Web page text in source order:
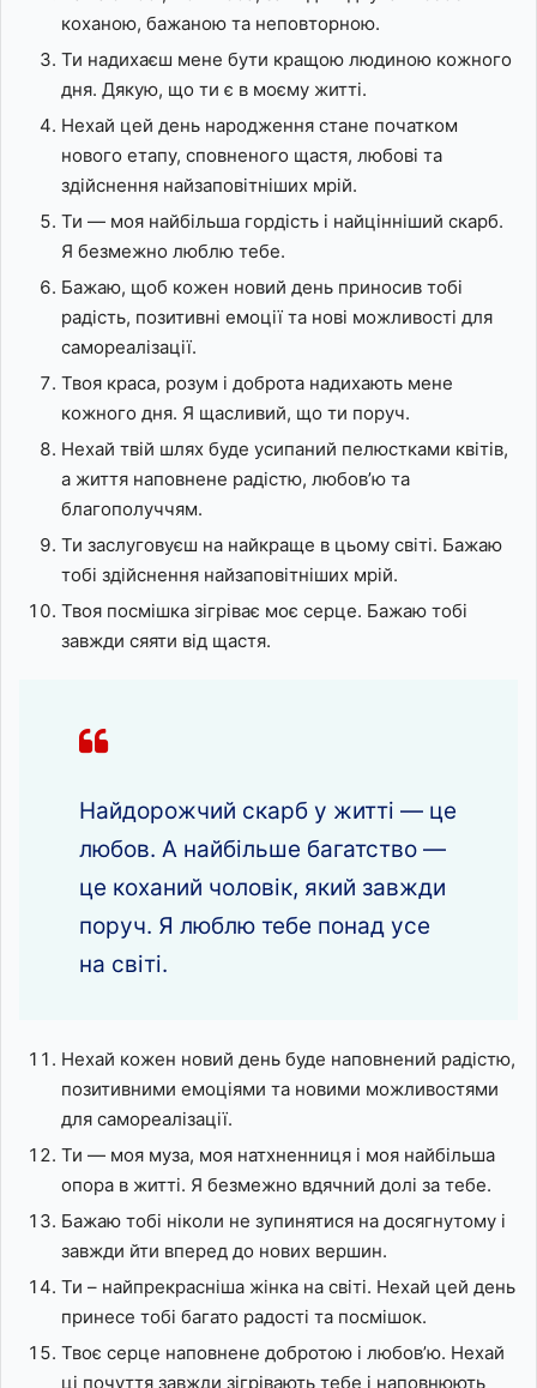
коханою, бажаною та неповторною.
Ти надихаєш мене бути кращою людиною кожного
дня. Дякую, що ти є в моєму житті.
Нехай цей день народження стане початком
нового етапу, сповненого щастя, любові та
здійснення найзаповітніших мрій.
Ти — моя найбільша гордість і найцінніший скарб.
Я безмежно люблю тебе.
Бажаю, щоб кожен новий день приносив тобі
радість, позитивні емоції та нові можливості для
самореалізації.
Твоя краса, розум і доброта надихають мене
кожного дня. Я щасливий, що ти поруч.
Нехай твій шлях буде усипаний пелюстками квітів,
а життя наповнене радістю, любов’ю та
благополуччям.
Ти заслуговуєш на найкраще в цьому світі. Бажаю
тобі здійснення найзаповітніших мрій.
Твоя посмішка зігріває моє серце. Бажаю тобі
завжди сяяти від щастя.
Найдорожчий скарб у житті — це
любов. А найбільше багатство —
це коханий чоловік, який завжди
поруч. Я люблю тебе понад усе
на світі.
Нехай кожен новий день буде наповнений радістю,
позитивними емоціями та новими можливостями
для самореалізації.
Ти — моя муза, моя натхненниця і моя найбільша
опора в житті. Я безмежно вдячний долі за тебе.
Бажаю тобі ніколи не зупинятися на досягнутому і
завжди йти вперед до нових вершин.
Ти – найпрекрасніша жінка на світі. Нехай цей день
принесе тобі багато радості та посмішок.
Твоє серце наповнене добротою і любов’ю. Нехай
ці почуття завжди зігрівають тебе і наповнюють